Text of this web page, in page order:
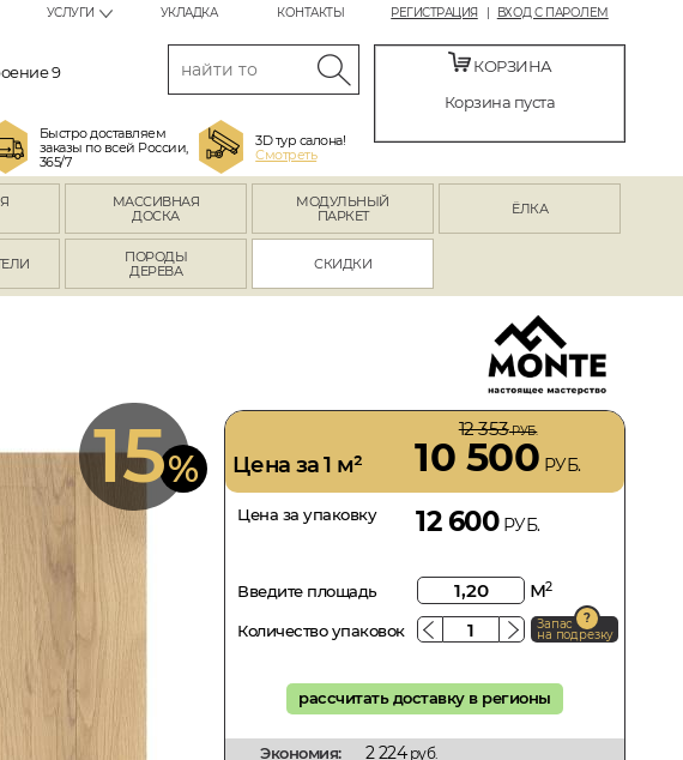
РЕГИСТРАЦИЯ ВХОД С ПАРОЛЕМ
УСЛУГИ УКЛАДКА КОНТАКТЫ
9
Быстро доставляем
заказы по всей России,
365/7
3D тур салона!
Смотреть
КОРЗИНА
Корзина пуста
МАССИВНАЯ
ДОСКА
МОДУЛЬНЫЙ
ПАРКЕТ
ЁЛКА
ПОРОДЫ
ДЕРЕВА
СКИДКИ
15% Цена за 1 м²
12 353РУБ.
10 500 РУБ.
Цена за упаковку 12 600РУБ.
Введите площадь м2
Количество упаковок Запас
на подрезку
рассчитать доставку в регионы
Экономия: 2 224руб.